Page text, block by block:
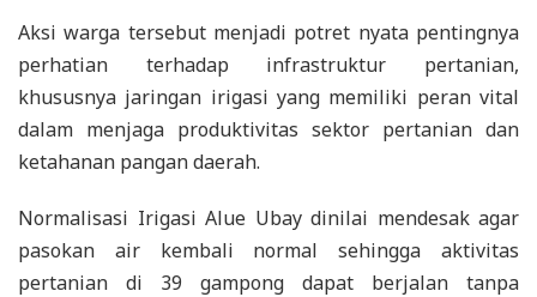
Aksi warga tersebut menjadi potret nyata pentingnya
perhatian terhadap infrastruktur pertanian,
khususnya jaringan irigasi yang memiliki peran vital
dalam menjaga produktivitas sektor pertanian dan
ketahanan pangan daerah.
Normalisasi Irigasi Alue Ubay dinilai mendesak agar
pasokan air kembali normal sehingga aktivitas
pertanian di 39 gampong dapat berjalan tanpa